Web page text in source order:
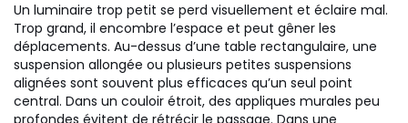
Un luminaire trop petit se perd visuellement et éclaire mal.
Trop grand, il encombre l’espace et peut gêner les
déplacements. Au-dessus d’une table rectangulaire, une
suspension allongée ou plusieurs petites suspensions
alignées sont souvent plus efficaces qu’un seul point
central. Dans un couloir étroit, des appliques murales peu
profondes évitent de rétrécir le passage. Dans une